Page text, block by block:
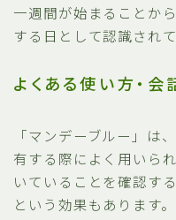
一週間が始まることか
する日として認識されて
よくある使い方・会
「マンデーブルー」は
有する際によく用いら
いていることを確認す
という効果もあります。